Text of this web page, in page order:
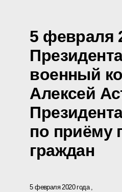
5 февраля
военный
Алексей
по приёму
граждан
5 февраля 2020 года